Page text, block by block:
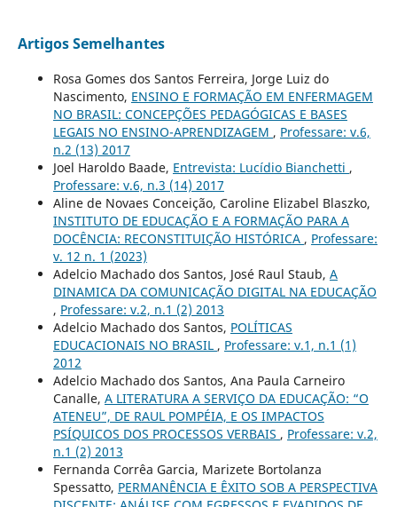
Artigos Semelhantes
Rosa Gomes dos Santos Ferreira, Jorge Luiz do
Nascimento, ENSINO E FORMAÇÃO EM ENFERMAGEM
NO BRASIL: CONCEPÇÕES PEDAGÓGICAS E BASES
LEGAIS NO ENSINO-APRENDIZAGEM , Professare: v.6,
n.2 (13) 2017
Joel Haroldo Baade, Entrevista: Lucídio Bianchetti ,
Professare: v.6, n.3 (14) 2017
Aline de Novaes Conceição, Caroline Elizabel Blaszko,
INSTITUTO DE EDUCAÇÃO E A FORMAÇÃO PARA A
DOCÊNCIA: RECONSTITUIÇÃO HISTÓRICA , Professare:
v. 12 n. 1 (2023)
Adelcio Machado dos Santos, José Raul Staub, A
DINAMICA DA COMUNICAÇÃO DIGITAL NA EDUCAÇÃO
, Professare: v.2, n.1 (2) 2013
Adelcio Machado dos Santos, POLÍTICAS
EDUCACIONAIS NO BRASIL , Professare: v.1, n.1 (1)
2012
Adelcio Machado dos Santos, Ana Paula Carneiro
Canalle, A LITERATURA A SERVIÇO DA EDUCAÇÃO: “O
ATENEU”, DE RAUL POMPÉIA, E OS IMPACTOS
PSÍQUICOS DOS PROCESSOS VERBAIS , Professare: v.2,
n.1 (2) 2013
Fernanda Corrêa Garcia, Marizete Bortolanza
Spessatto, PERMANÊNCIA E ÊXITO SOB A PERSPECTIVA